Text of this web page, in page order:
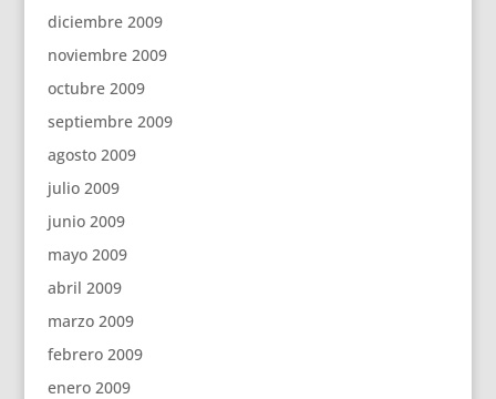
diciembre 2009
noviembre 2009
octubre 2009
septiembre 2009
agosto 2009
julio 2009
junio 2009
mayo 2009
abril 2009
marzo 2009
febrero 2009
enero 2009